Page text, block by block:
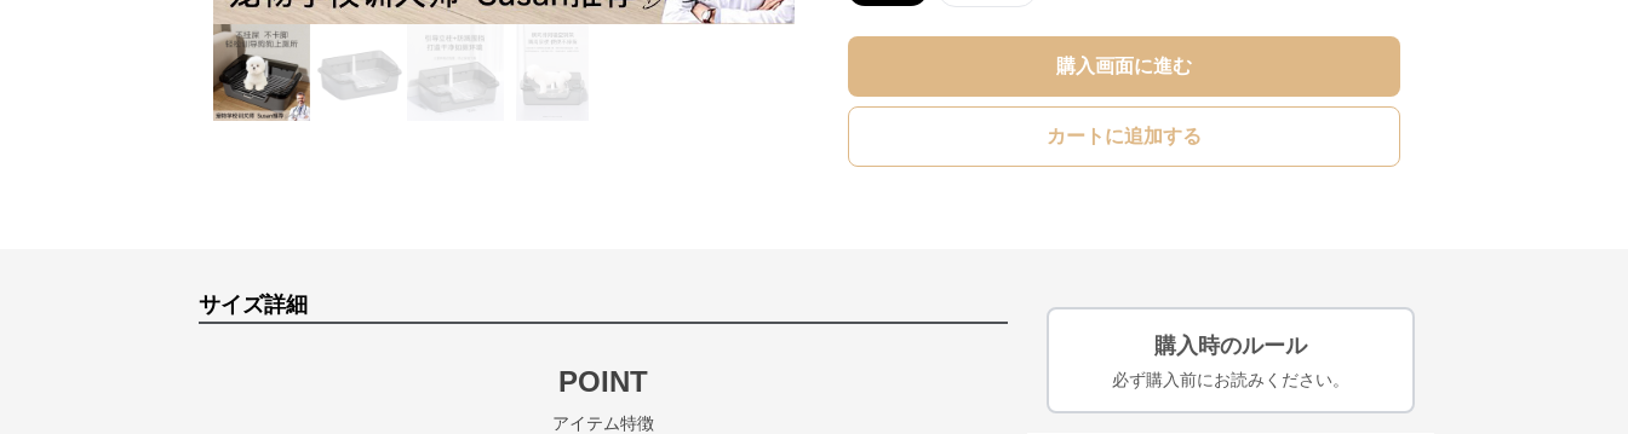
購入画面に進む
カートに追加する
サイズ詳細
POINT
アイテム特徴
購入時のルール
必ず購入前にお読みください。